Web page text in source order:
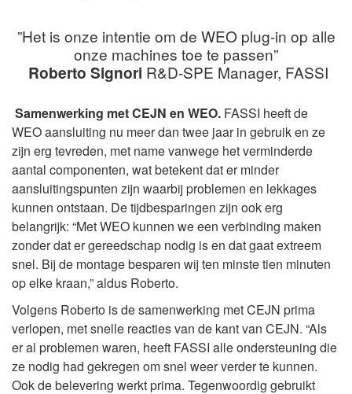
”Het is onze intentie om de WEO plug-in op alle
onze machines toe te passen”
Roberto Signori R&D-SPE Manager, FASSI
Samenwerking met CEJN en WEO. FASSI heeft de
WEO aansluiting nu meer dan twee jaar in gebruik en ze
zijn erg tevreden, met name vanwege het verminderde
aantal componenten, wat betekent dat er minder
aansluitingspunten zijn waarbij problemen en lekkages
kunnen ontstaan. De tijdbesparingen zijn ook erg
belangrijk: “Met WEO kunnen we een verbinding maken
zonder dat er gereedschap nodig is en dat gaat extreem
snel. Bij de montage besparen wij ten minste tien minuten
op elke kraan,” aldus Roberto.
Volgens Roberto is de samenwerking met CEJN prima
verlopen, met snelle reacties van de kant van CEJN. “Als
er al problemen waren, heeft FASSI alle ondersteuning die
ze nodig had gekregen om snel weer verder te kunnen.
Ook de belevering werkt prima. Tegenwoordig gebruikt